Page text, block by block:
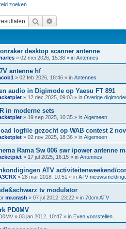
zoeken
Zoek
desktop scanner antenne
» 02 mei 2026, 15:38 » in Antennes
antenne hf
» 02 feb 2026, 18:46 » in Antennes
audio in Digimode op Yaesu FT 891
» 12 dec 2025, 09:03 » in Overige
in moderne sets
» 19 sep 2025, 10:35 » in Algemeen
logfile gezocht op WAB contest 2
» 02 nov 2025, 18:36 » in Algemeen
Rama Sw 006 swr /power antenne
» 17 jul 2025, 16:15 » in Antennes
ATV activiteitenweekend/
» 28 mar 2018, 10:51 » in ATV
tv modulator
mr.crash » 07 jul 2012, 23:22 » in 70cm ATV
PD0MV
» 03 jan 2012, 10:47 » in Even voorstellen...